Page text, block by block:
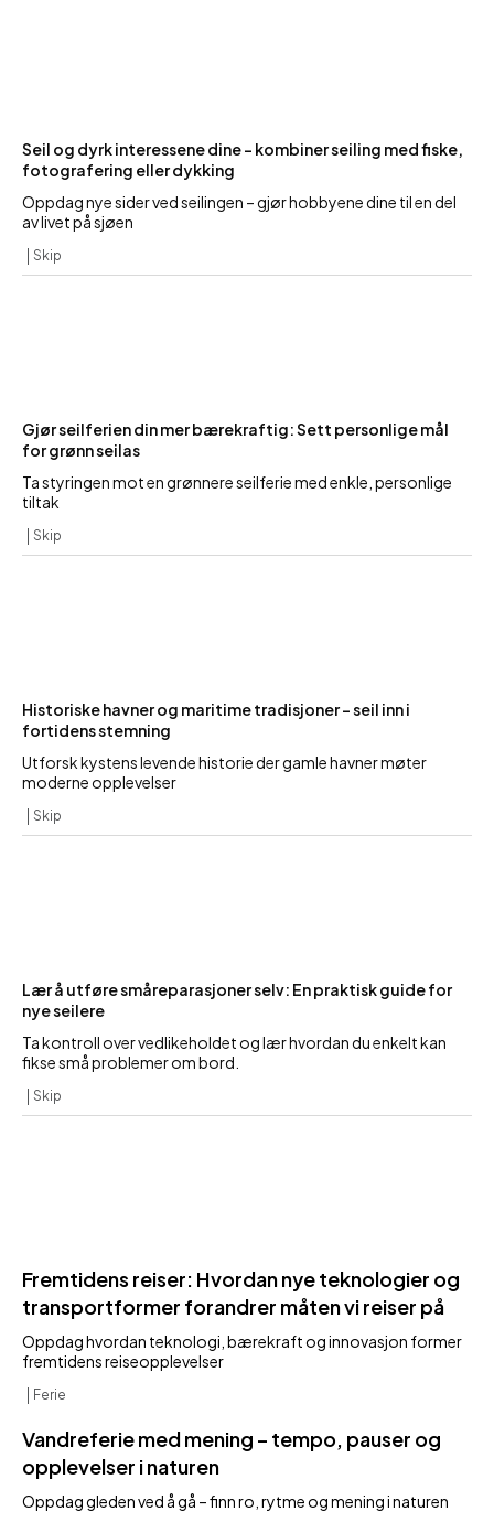
Seil og dyrk interessene dine – kombiner seiling med fiske,
fotografering eller dykking
Oppdag nye sider ved seilingen – gjør hobbyene dine til en del
av livet på sjøen
Skip
Gjør seilferien din mer bærekraftig: Sett personlige mål
for grønn seilas
Ta styringen mot en grønnere seilferie med enkle, personlige
tiltak
Skip
Historiske havner og maritime tradisjoner – seil inn i
fortidens stemning
Utforsk kystens levende historie der gamle havner møter
moderne opplevelser
Skip
Lær å utføre småreparasjoner selv: En praktisk guide for
nye seilere
Ta kontroll over vedlikeholdet og lær hvordan du enkelt kan
fikse små problemer om bord.
Skip
Fremtidens reiser: Hvordan nye teknologier og
transportformer forandrer måten vi reiser på
Oppdag hvordan teknologi, bærekraft og innovasjon former
fremtidens reiseopplevelser
Ferie
Vandreferie med mening – tempo, pauser og
opplevelser i naturen
Oppdag gleden ved å gå – finn ro, rytme og mening i naturen